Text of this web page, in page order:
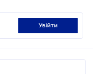
увійти